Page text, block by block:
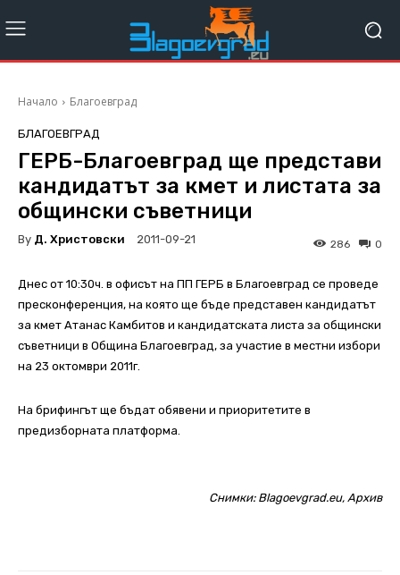
Начало Благоевград
БЛАГОЕВГРАД
ГЕРБ-Благоевград ще представи
кандидатът за кмет и листата за
общински съветници
By Д. Христовски 2011-09-21 0
286
Днес от 10:30ч. в офисът на ПП ГЕРБ в Благоевград се проведе
пресконференция, на която ще бъде представен кандидатът
за кмет Атанас Камбитов и кандидатската листа за общински
съветници в Община Благоевград, за участие в местни избори
на 23 октомври 2011г.
На брифингът ще бъдат обявени и приоритетите в
предизборната платформа.
Снимки: Blagoevgrad.eu, Архив